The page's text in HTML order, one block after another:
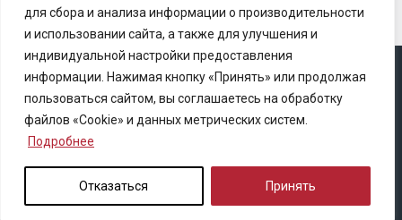
для сбора и анализа информации о производительности
и использовании сайта, а также для улучшения и
индивидуальной настройки предоставления
информации. Нажимая кнопку «Принять» или продолжая
пользоваться сайтом, вы соглашаетесь на обработку
файлов «Cookie» и данных метрических систем.
Подробнее
Отказаться Принять
Copyright © 2025 Ассоциация «Некоммерческого
партнерство содействия развитию страхового рынка
«Центр страховой безопасности»
Правила републикации
Политика конфиденциальности